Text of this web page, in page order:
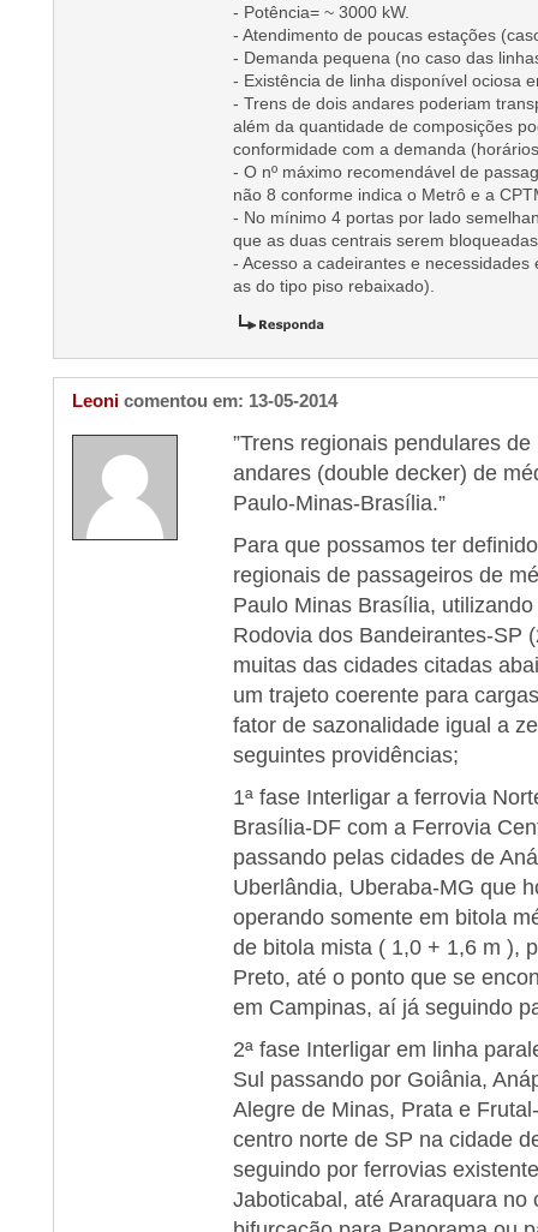
- Potência= ~ 3000 kW.
- Atendimento de poucas estações
- Demanda pequena (no caso das
- Existência de linha disponível ociosa
- Trens de dois andares poderiam
além da quantidade de composições
conformidade com a demanda
- O nº máximo recomendável de
não 8 conforme indica o Metrô e a
- No mínimo 4 portas por lado
que as duas centrais serem
- Acesso a cadeirantes e necessidades
as do tipo piso rebaixado).
Leoni comentou em: 13-05-2014
”Trens regionais pendulares
andares (double decker) de
Paulo-Minas-Brasília.”
Para que possamos ter
regionais de passageiros de
Paulo Minas Brasília,
Rodovia dos Bandeirantes-SP
muitas das cidades citadas
um trajeto coerente para
fator de sazonalidade igual a
seguintes providências;
1ª fase Interligar a ferrovia
Brasília-DF com a Ferrovia
passando pelas cidades de
Uberlândia, Uberaba-MG que
operando somente em bitola
de bitola mista ( 1,0 + 1,6 m ),
Preto, até o ponto que se
em Campinas, aí já seguindo
2ª fase Interligar em linha
Sul passando por Goiânia,
Alegre de Minas, Prata e
centro norte de SP na cidade
seguindo por ferrovias
Jaboticabal, até Araraquara no